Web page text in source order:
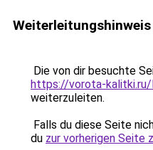
Weiterleitungshinweis
Die von dir besuchte
https://vorota-
weiterzuleiten.
Falls du diese Seite
du zur vorherigen Seite